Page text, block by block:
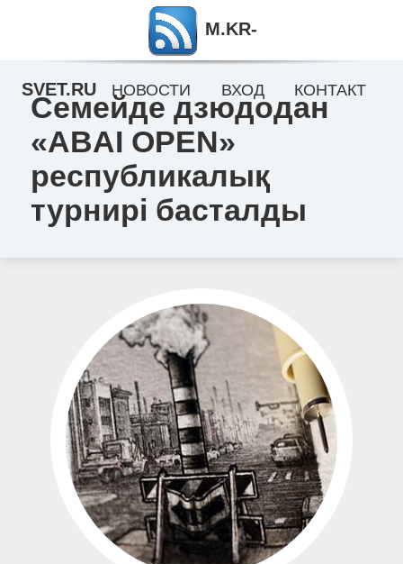
Семейде дзюдодан
«ABAІ OPEN»
республикалық
турнирі басталды
M.KR-
SVET.RU НОВОСТИ ВХОД КОНТАКТ